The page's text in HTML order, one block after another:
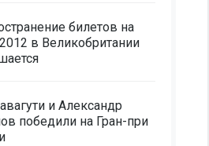
билетов на
в Великобритании
и Александр
победили на Гран-при